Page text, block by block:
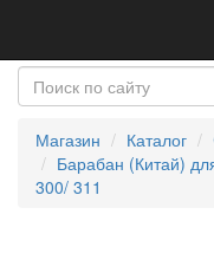
Магазин Каталог
Барабан (Китай)
300/ 311